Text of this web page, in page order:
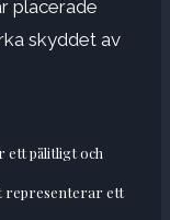
placerade
skyddet av
ett pålitligt och
representerar ett